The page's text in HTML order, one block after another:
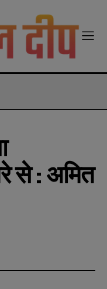
से : अमित